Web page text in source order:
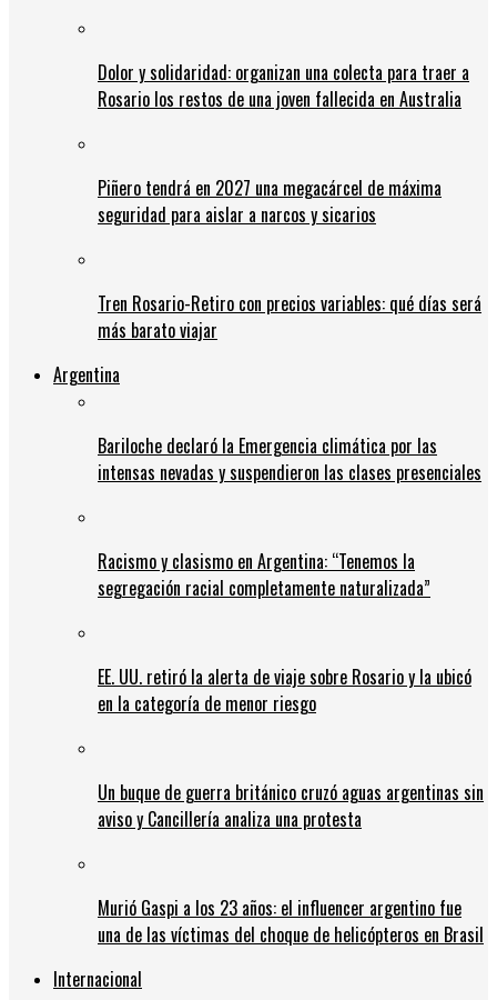
Dolor y solidaridad: organizan una colecta para traer a
Rosario los restos de una joven fallecida en Australia
Piñero tendrá en 2027 una megacárcel de máxima
seguridad para aislar a narcos y sicarios
Tren Rosario-Retiro con precios variables: qué días será
más barato viajar
Argentina
Bariloche declaró la Emergencia climática por las
intensas nevadas y suspendieron las clases presenciales
Racismo y clasismo en Argentina: “Tenemos la
segregación racial completamente naturalizada”
EE. UU. retiró la alerta de viaje sobre Rosario y la ubicó
en la categoría de menor riesgo
Un buque de guerra británico cruzó aguas argentinas sin
aviso y Cancillería analiza una protesta
Murió Gaspi a los 23 años: el influencer argentino fue
una de las víctimas del choque de helicópteros en Brasil
Internacional